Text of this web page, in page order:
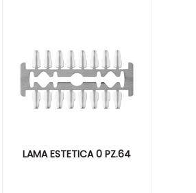
LAMA ESTETICA 0 PZ.64